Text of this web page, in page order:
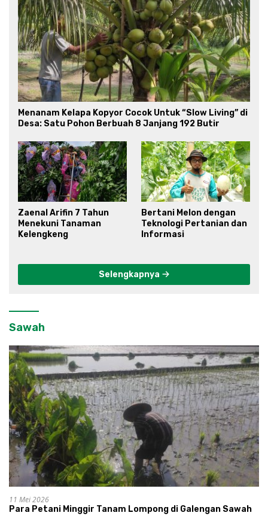
Menanam Kelapa Kopyor Cocok Untuk “Slow Living” di
Desa: Satu Pohon Berbuah 8 Janjang 192 Butir
Zaenal Arifin 7 Tahun
Menekuni Tanaman
Kelengkeng
Bertani Melon dengan
Teknologi Pertanian dan
Informasi
Selengkapnya
Sawah
11 Mei 2026
Para Petani Minggir Tanam Lompong di Galengan Sawah